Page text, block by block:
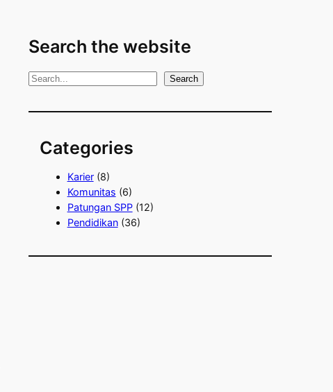
Search the website
S
a
Search
Categories
Karier(8)
Komunitas (6)
Patungan SPP(12)
Pendidikan(36)